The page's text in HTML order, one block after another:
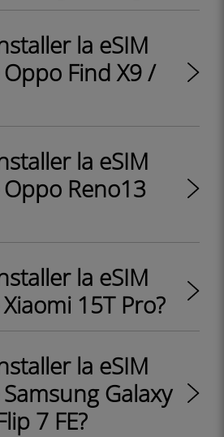
la eSIM
Find X9 /
la eSIM
Reno13
la eSIM
15T Pro?
la eSIM
Galaxy
7 FE?